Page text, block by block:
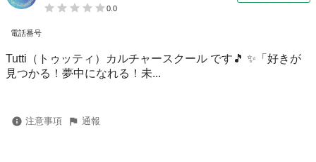
0.0
電話番号
Tutti（トゥッティ）カルチャースクール です🎵 ✨「好きが
見つかる！夢中になれる！未...
注意事項 通報